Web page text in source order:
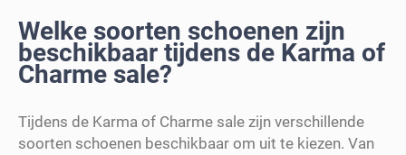
Welke soorten schoenen zijn
beschikbaar tijdens de Karma of
Charme sale?
Tijdens de Karma of Charme sale zijn verschillende
soorten schoenen beschikbaar om uit te kiezen. Van